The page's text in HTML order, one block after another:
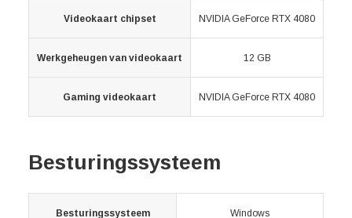
Videokaart chipset NVIDIA GeForce RTX 4080
Werkgeheugen van videokaart 12 GB
Gaming videokaart NVIDIA GeForce RTX 4080
Besturingssysteem
Besturingssysteem Windows